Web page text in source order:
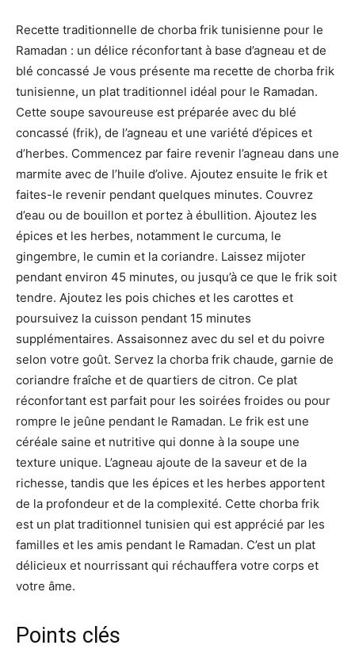
Recette traditionnelle de chorba frik tunisienne pour le
Ramadan : un délice réconfortant à base d’agneau et de
blé concassé Je vous présente ma recette de chorba frik
tunisienne, un plat traditionnel idéal pour le Ramadan.
Cette soupe savoureuse est préparée avec du blé
concassé (frik), de l’agneau et une variété d’épices et
d’herbes. Commencez par faire revenir l’agneau dans une
marmite avec de l’huile d’olive. Ajoutez ensuite le frik et
faites-le revenir pendant quelques minutes. Couvrez
d’eau ou de bouillon et portez à ébullition. Ajoutez les
épices et les herbes, notamment le curcuma, le
gingembre, le cumin et la coriandre. Laissez mijoter
pendant environ 45 minutes, ou jusqu’à ce que le frik soit
tendre. Ajoutez les pois chiches et les carottes et
poursuivez la cuisson pendant 15 minutes
supplémentaires. Assaisonnez avec du sel et du poivre
selon votre goût. Servez la chorba frik chaude, garnie de
coriandre fraîche et de quartiers de citron. Ce plat
réconfortant est parfait pour les soirées froides ou pour
rompre le jeûne pendant le Ramadan. Le frik est une
céréale saine et nutritive qui donne à la soupe une
texture unique. L’agneau ajoute de la saveur et de la
richesse, tandis que les épices et les herbes apportent
de la profondeur et de la complexité. Cette chorba frik
est un plat traditionnel tunisien qui est apprécié par les
familles et les amis pendant le Ramadan. C’est un plat
délicieux et nourrissant qui réchauffera votre corps et
votre âme.
Points clés